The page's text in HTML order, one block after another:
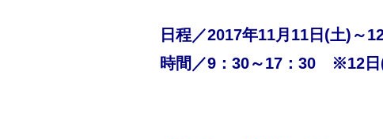
日程／2017年11月11日(土)～
時間／9：30～17：30 ※12日